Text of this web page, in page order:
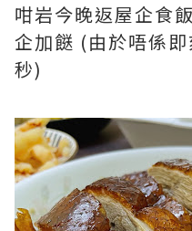
咁岩今晚返屋企食
企加餸 (由於唔係
秒)